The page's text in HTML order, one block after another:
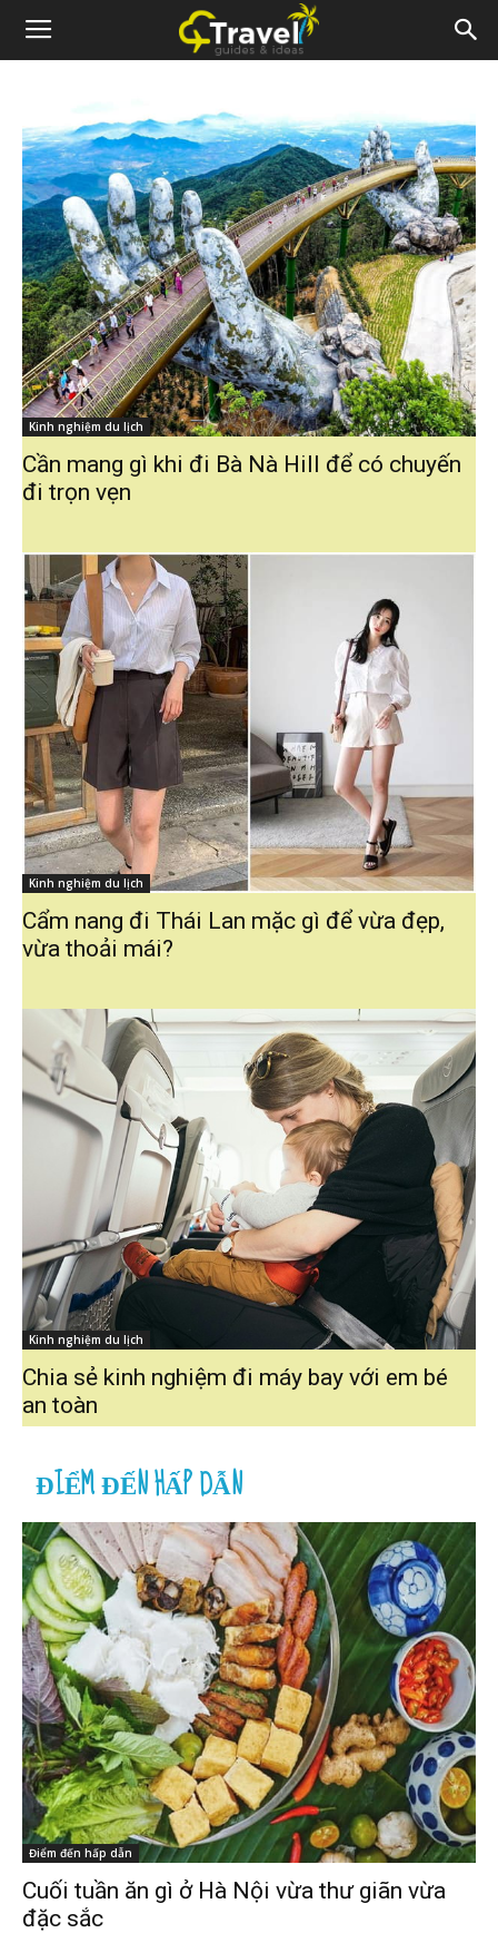
Kinh nghiệm du lịch
Cần mang gì khi đi Bà Nà Hill để có chuyến
đi trọn vẹn
Kinh nghiệm du lịch
Cẩm nang đi Thái Lan mặc gì để vừa đẹp,
vừa thoải mái?
Kinh nghiệm du lịch
Chia sẻ kinh nghiệm đi máy bay với em bé
an toàn
ĐIỂM ĐẾN HẤP DẪN
Điểm đến hấp dẫn
Cuối tuần ăn gì ở Hà Nội vừa thư giãn vừa
đặc sắc